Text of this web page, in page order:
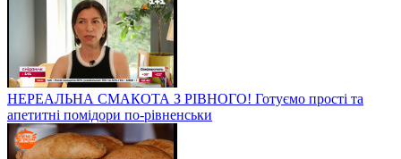
НЕРЕАЛЬНА СМАКОТА З РІВНОГО! Готуємо прості та
апетитні помідори по-рівненськи